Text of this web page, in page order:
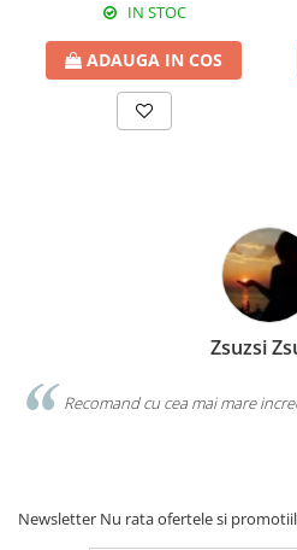
IN STOC
ADAUGA IN COS
Zsuzsi
Recomand cu cea mai mare
Newsletter Nu rata ofertele si